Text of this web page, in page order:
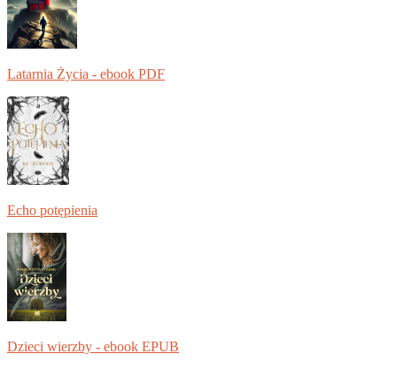
Latarnia Życia - ebook PDF
Echo potępienia
Dzieci wierzby - ebook EPUB